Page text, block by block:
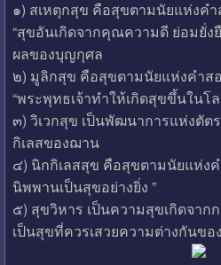
๑) สเหตุกสุข คือสุขตามนัยแห่งค
“สุขอันเกิดจากคุณความดี ย่อมยั่ง
ผลของบุญกุศล
๒) มูลิกสุข คือสุขตามนัยแห่งคำส
“พระพุทธเจ้าทำให้เกิดสุขขึ้นในโล
๓) วิเวกสุข เป็นพัฒนาการแห่งตั
กิเลสของฌาน
๔) นิกกิเลสสุข คือสุขตามนัยแห่ง
นิพพานเป็นสุขอย่างยิ่ง ”
๕) สุขวิหาร เป็นความสุขเกิดจาก
เป็นสุขที่ควรเสวยความต่างกันขอ